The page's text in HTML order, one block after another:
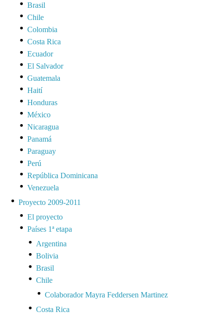
Brasil
Chile
Colombia
Costa Rica
Ecuador
El Salvador
Guatemala
Haití
Honduras
México
Nicaragua
Panamá
Paraguay
Perú
República Dominicana
Venezuela
Proyecto 2009-2011
El proyecto
Países 1ª etapa
Argentina
Bolivia
Brasil
Chile
Colaborador Mayra Feddersen Martinez
Costa Rica